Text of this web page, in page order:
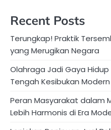
Recent Posts
Terungkap! Praktik
yang Merugikan Negara
Olahraga Jadi Gaya
Tengah Kesibukan Modern
Peran Masyarakat dalam
Lebih Harmonis di Era